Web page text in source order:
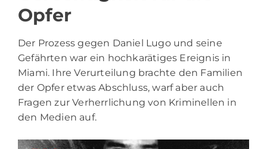
Opfer
Der Prozess gegen Daniel Lugo und seine
Gefährten war ein hochkarätiges Ereignis in
Miami. Ihre Verurteilung brachte den Familien
der Opfer etwas Abschluss, warf aber auch
Fragen zur Verherrlichung von Kriminellen in
den Medien auf.